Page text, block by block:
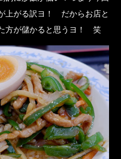
上がる訳ヨ！ だからお店と
方が儲かると思うヨ！ 笑